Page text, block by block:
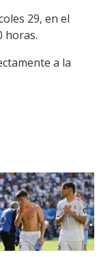
29, en el
horas.
a la